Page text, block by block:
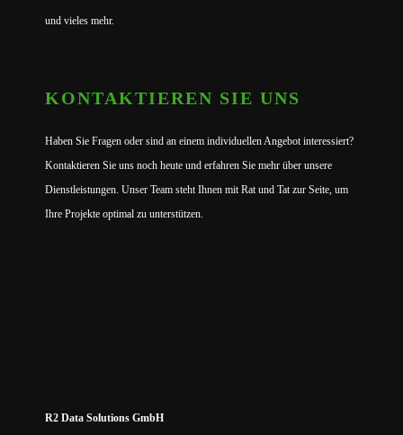
und vieles mehr.
KONTAKTIEREN SIE UNS
Haben Sie Fragen oder sind an einem individuellen Angebot interessiert?
Kontaktieren Sie uns noch heute und erfahren Sie mehr über unsere
Dienstleistungen. Unser Team steht Ihnen mit Rat und Tat zur Seite, um
Ihre Projekte optimal zu unterstützen.
R2 Data Solutions GmbH